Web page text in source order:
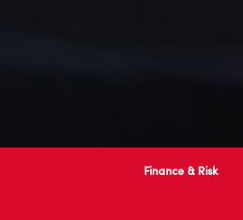
Finance & Risk